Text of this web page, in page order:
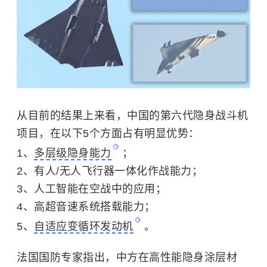
从目前的结果上来看，中国的第六代隐身战斗机
项目，在以下5个方面占有明显优势：
1、 多层级隐身能力
；
2、有人/无人飞行器一体化作战能力；
3、人工智能在空战中的应用；
4、高超音速系统搭载能力；
5、
自适应变循环发动机 。
法国国防专家指出，中方在高性能隐身涂层材